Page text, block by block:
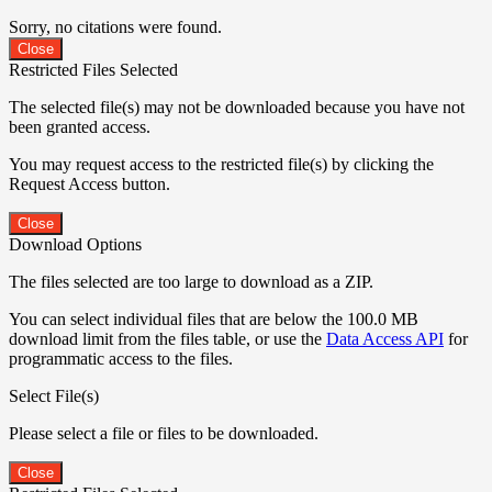
Sorry, no citations were found.
Close
Restricted Files Selected
The selected file(s) may not be downloaded because you have not
been granted access.
You may request access to the restricted file(s) by clicking the
Request Access button.
Close
Download Options
The files selected are too large to download as a ZIP.
You can select individual files that are below the 100.0 MB
download limit from the files table, or use the Data Access API for
programmatic access to the files.
Select File(s)
Please select a file or files to be downloaded.
Close